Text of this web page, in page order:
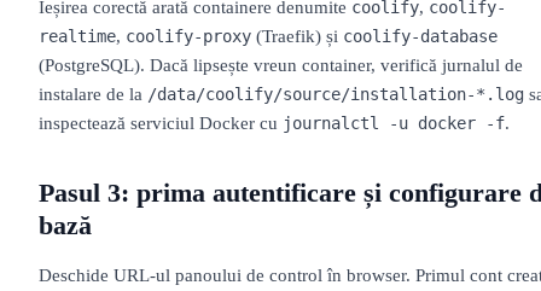
Ieșirea corectă arată containere denumite coolify, coolify-
realtime, coolify-proxy (Traefik) și coolify-database
(PostgreSQL). Dacă lipsește vreun container, verifică jurnalul de
instalare de la /data/coolify/source/installation-*.log
inspectează serviciul Docker cu journalctl -u docker -f.
Pasul 3: prima autentificare și configurare
bază
Deschide URL-ul panoului de control în browser. Primul cont